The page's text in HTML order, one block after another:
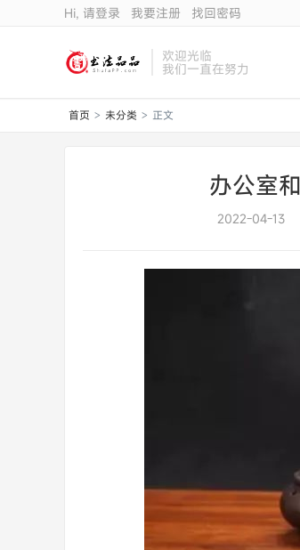
Hi, 请登录 我要注册 找回密码
欢迎光临
我们一直在努力
首页 > 未分类 > 正文
办公室
2022-04-13